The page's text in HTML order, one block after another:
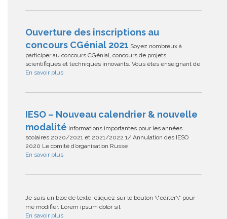
Ouverture des inscriptions au
concours CGénial 2021 Soyez nombreux à
participer au concours CGénial, concours de projets
scientifiques et techniques innovants. Vous êtes enseignant de
En savoir plus
IESO – Nouveau calendrier & nouvelle
modalité Informations importantes pour les années
scolaires 2020/2021 et 2021/2022 1/ Annulation des IESO
2020 Le comité d’organisation Russe
En savoir plus
Je suis un bloc de texte, cliquez sur le bouton \"éditer\" pour
me modifier. Lorem ipsum dolor sit
En savoir plus